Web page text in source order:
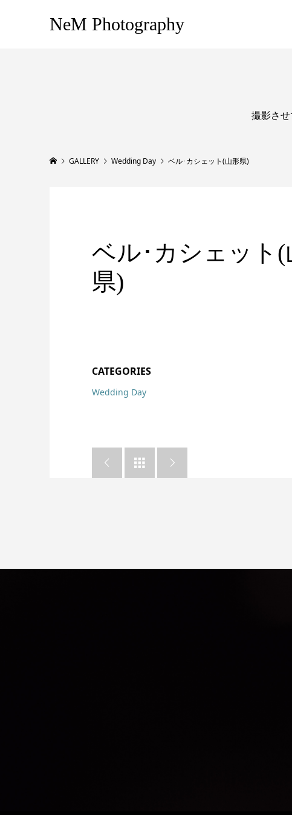
NeM Photography
撮影さ
GALLERY Wedding Day ベル･カシェット(山形県)
ベル･カシェット(
県)
CATEGORIES
Wedding Day
  